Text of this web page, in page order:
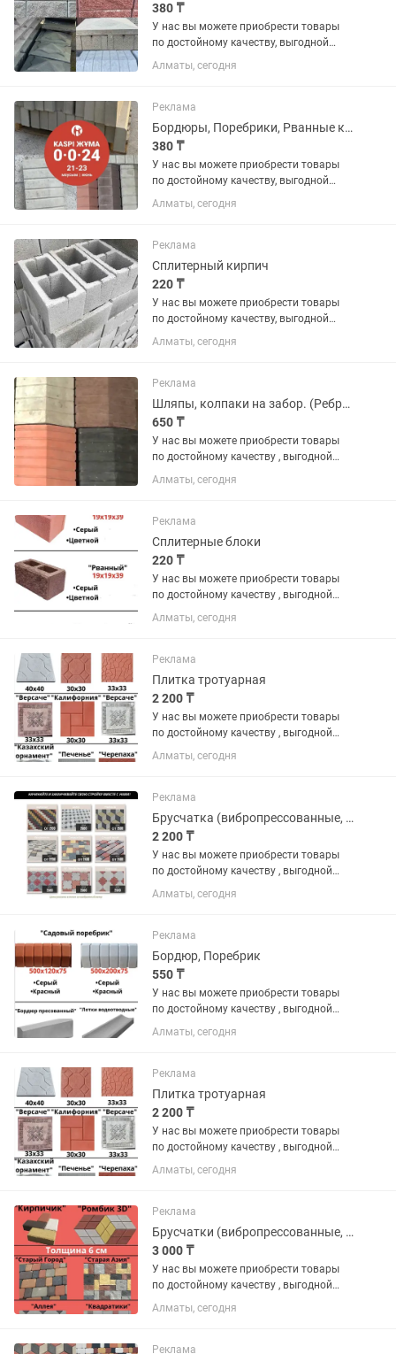
380 ₸
У нас вы можете приобрести товары
по достойному качеству, выгодной
цене и по гарантии. В наличии имеются
различные виды на «БРУСЧАТКА» ,
(мрамор)», «ПЛИТКА» ,...
Алматы, сегодня
Реклама
Бордюры, Поребрики, Рванные кирпичи
380 ₸
У нас вы можете приобрести товары
по достойному качеству, выгодной
цене и по гарантии. В наличии имеются
различные виды на «БРУСЧАТКА» ,
(мрамор)», «ПЛИТКА» ,...
Алматы, сегодня
Реклама
Сплитерный кирпич
220 ₸
У нас вы можете приобрести товары
по достойному качеству, выгодной
цене и по гарантии. В наличии имеются
различные виды на «БРУСЧАТКА» ,
(мрамор)», «ПЛИТКА» ,...
Алматы, сегодня
Реклама
Шляпы, колпаки на забор. (Ребристая, гладкая, медуза)
650 ₸
У нас вы можете приобрести товары
по достойному качеству , выгодной
цене и по гарантии. В наличии имеются
различные виды на «БРУСЧАТКА» ,
(мрамор)» , «ПЛИТКА» ,...
Алматы, сегодня
Реклама
Сплитерные блоки
220 ₸
У нас вы можете приобрести товары
по достойному качеству , выгодной
цене и по гарантии. В наличии имеются
различные виды на «БРУСЧАТКА» ,
(мрамор)» , «ПЛИТКА» ,...
Алматы, сегодня
Реклама
Плитка тротуарная
2 200 ₸
У нас вы можете приобрести товары
по достойному качеству , выгодной
цене и по гарантии. В наличии имеются
различные виды на «БРУСЧАТКА» ,
(мрамор)» , «ПЛИТКА» ,...
Алматы, сегодня
Реклама
Брусчатка (вибропрессованные, вибролитые, евробрусчатка)
2 200 ₸
У нас вы можете приобрести товары
по достойному качеству , выгодной
цене и по гарантии. В наличии имеются
различные виды на «БРУСЧАТКА» ,
(мрамор)» , «ПЛИТКА» ,...
Алматы, сегодня
Реклама
Бордюр, Поребрик
550 ₸
У нас вы можете приобрести товары
по достойному качеству , выгодной
цене и по гарантии. В наличии имеются
различные виды на «БРУСЧАТКА» ,
(мрамор)» , «ПЛИТКА» ,...
Алматы, сегодня
Реклама
Плитка тротуарная
2 200 ₸
У нас вы можете приобрести товары
по достойному качеству , выгодной
цене и по гарантии. В наличии имеются
различные виды на «БРУСЧАТКА» ,
(мрамор)» , «ПЛИТКА» ,...
Алматы, сегодня
Реклама
Брусчатки (вибропрессованные, вибролитые)
3 000 ₸
У нас вы можете приобрести товары
по достойному качеству , выгодной
цене и по гарантии. В наличии имеются
различные виды на «БРУСЧАТКА» ,
(мрамор)» , «ПЛИТКА» ,...
Алматы, сегодня
Реклама